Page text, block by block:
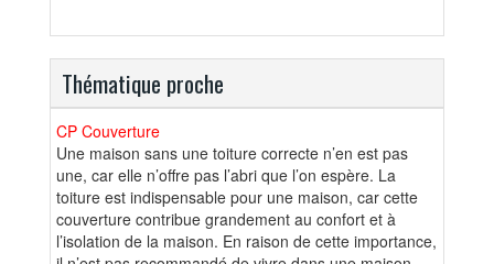
Thématique proche
CP Couverture
Une maison sans une toiture correcte n’en est pas
une, car elle n’offre pas l’abri que l’on espère. La
toiture est indispensable pour une maison, car cette
couverture contribue grandement au confort et à
l’isolation de la maison. En raison de cette importance,